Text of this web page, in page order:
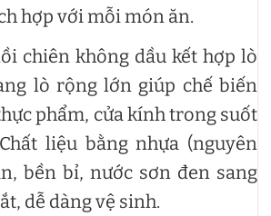
hợp với mỗi món ăn.
chiên không dầu kết hợp lò
lò rộng lớn giúp chế biến
phẩm, cửa kính trong suốt
liệu bằng nhựa (nguyên
bền bỉ, nước sơn đen sang
dễ dàng vệ sinh.